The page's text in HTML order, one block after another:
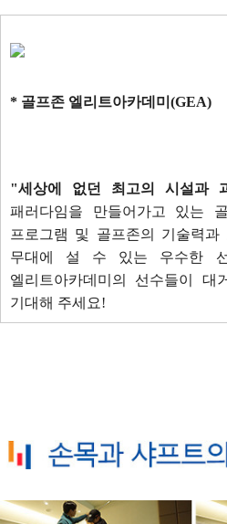
* 골프존 엘리트아카데미(GEA)
"세상에 없던 최고의 시설과
패러다임을 만들어가고 있는
프로그램 및 골프존의 기술력과
무대에 설 수 있는 우수한 선
엘리트아카데미의 선수들이
기대해 주세요!